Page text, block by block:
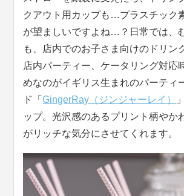
クアウト用カップも…プラスチック
が望ましいですよね…？日常では、
も、店内でのお子さま向けのドリン
店内パーティー、ケータリング対応
めなのがイギリス生まれのパーティ
ド「GingerRay（ジンジャーレイ）
ップ。光沢感のあるプリント柄やか
がリッチな気分にさせてくれます。